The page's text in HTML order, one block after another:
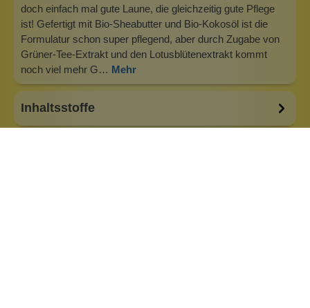
doch einfach mal gute Laune, die gleichzeitig gute Pflege
ist! Gefertigt mit Bio-Sheabutter und Bio-Kokosöl ist die
Formulatur schon super pflegend, aber durch Zugabe von
Grüner-Tee-Extrakt und den Lotusblütenextrakt kommt
noch viel mehr G… Mehr
Inhaltsstoffe